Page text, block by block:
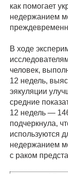
как помогает
недержанием
В ходе
человек,
12 недель,
эякуляции
средние
12 недель —
подчеркнула,
используются
недержанием
с раком